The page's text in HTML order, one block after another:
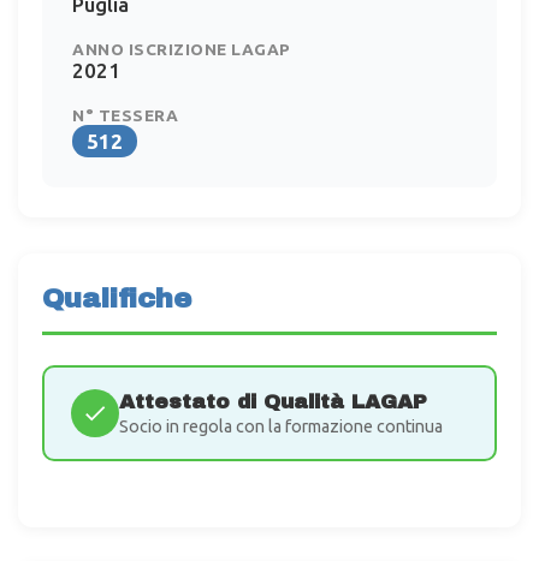
ANNO ISCRIZIONE LAGAP
2021
N° TESSERA
512
Qualifiche
Attestato di Qualità LAGAP
Socio in regola con la formazione continua